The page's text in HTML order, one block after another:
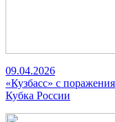
09.04.2026
«Кузбасс» с
Кубка России